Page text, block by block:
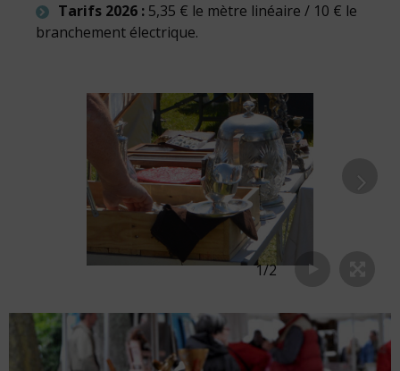
Tarifs 2026 : 5,35 € le mètre linéaire / 10 € le
branchement électrique.
1/2